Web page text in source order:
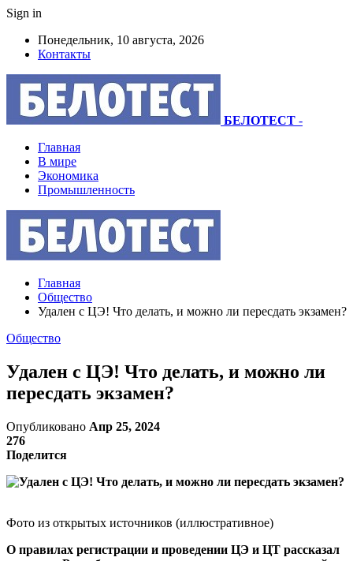
Sign in
Понедельник, 10 августа, 2026
Контакты
БЕЛОТЕСТ -
Главная
В мире
Экономика
Промышленность
Главная
Общество
Удален с ЦЭ! Что делать, и можно ли пересдать экзамен?
Общество
Удален с ЦЭ! Что делать, и можно ли
пересдать экзамен?
Опубликовано Апр 25, 2024
276
Поделится
Фото из открытых источников (иллюстративное)
О правилах регистрации и проведении ЦЭ и ЦТ рассказал